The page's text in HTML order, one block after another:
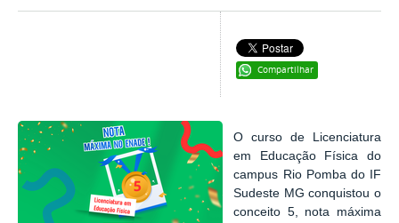
Compartilhar
O curso de Licenciatura
em Educação Física do
campus Rio Pomba do IF
Sudeste MG conquistou o
conceito 5, nota máxima